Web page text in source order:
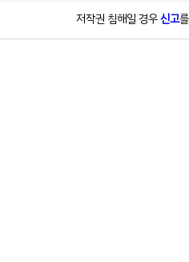
저작권 침해일 경우신고